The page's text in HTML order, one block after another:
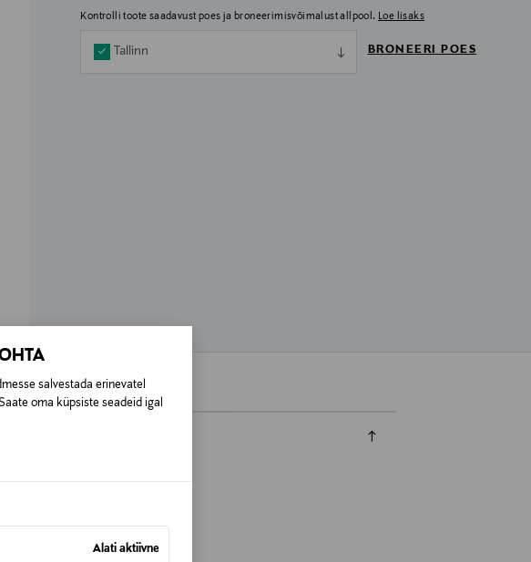
salvestada erinevatel
oma küpsiste seadeid igal
Alati aktiivne
Kontrolli toote saadavust poes ja broneerimisvõimalust allpool. Loe lisaks
Tallinn BRONEERI POES
500 ml.